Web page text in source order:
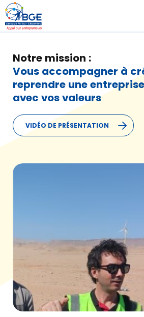
Notre mission :
Vous accompagner à
reprendre une
avec vos valeurs
VIDÉO DE PRÉSENTATION